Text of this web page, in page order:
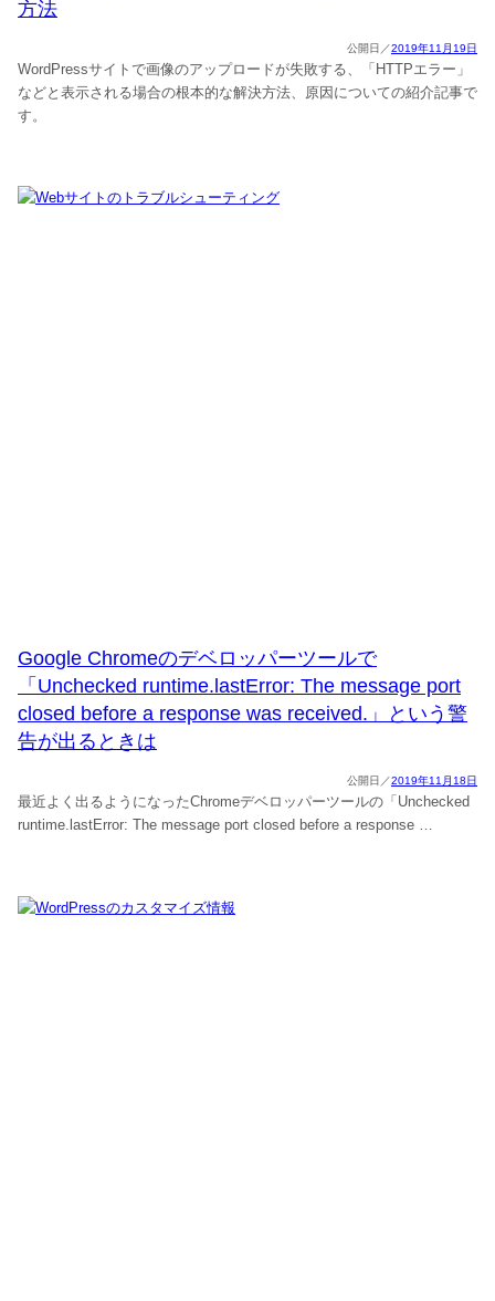
方法
2019年11月19日
WordPressサイトで画像のアップロードが失敗する、「HTTPエラー」
などと表示される場合の根本的な解決方法、原因についての紹介記事で
す。
Google Chromeのデベロッパーツールで
「Unchecked runtime.lastError: The message port
closed before a response was received.」という警
告が出るときは
2019年11月18日
最近よく出るようになったChromeデベロッパーツールの「Unchecked
runtime.lastError: The message port closed before a response …